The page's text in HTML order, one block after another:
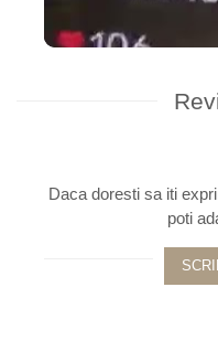
Daca doresti sa iti
poti